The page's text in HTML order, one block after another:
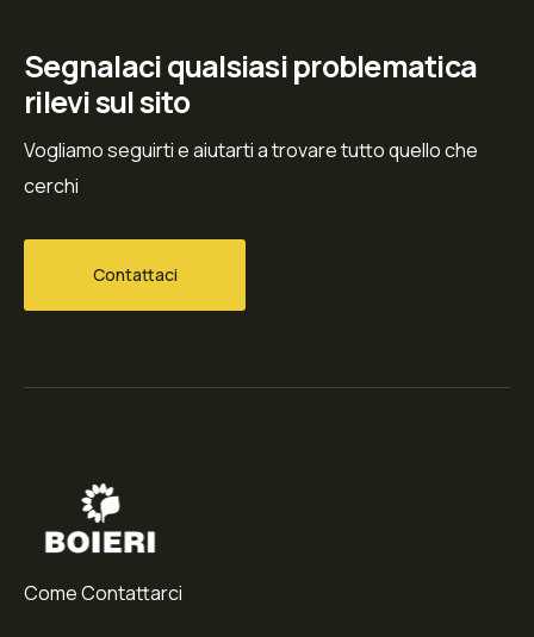
Segnalaci qualsiasi problematica
rilevi sul sito
Vogliamo seguirti e aiutarti a trovare tutto quello che
cerchi
Contattaci
Come Contattarci